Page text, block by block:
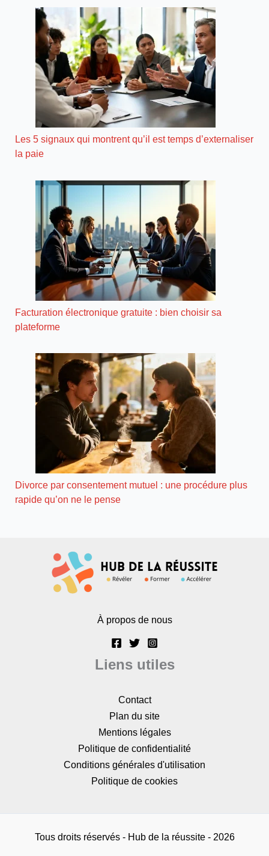
Les 5 signaux qui montrent qu’il est temps d’externaliser
la paie
Facturation électronique gratuite : bien choisir sa
plateforme
Divorce par consentement mutuel : une procédure plus
rapide qu’on ne le pense
À propos de nous
Liens utiles
Contact
Plan du site
Mentions légales
Politique de confidentialité
Conditions générales d'utilisation
Politique de cookies
Tous droits réservés - Hub de la réussite - 2026